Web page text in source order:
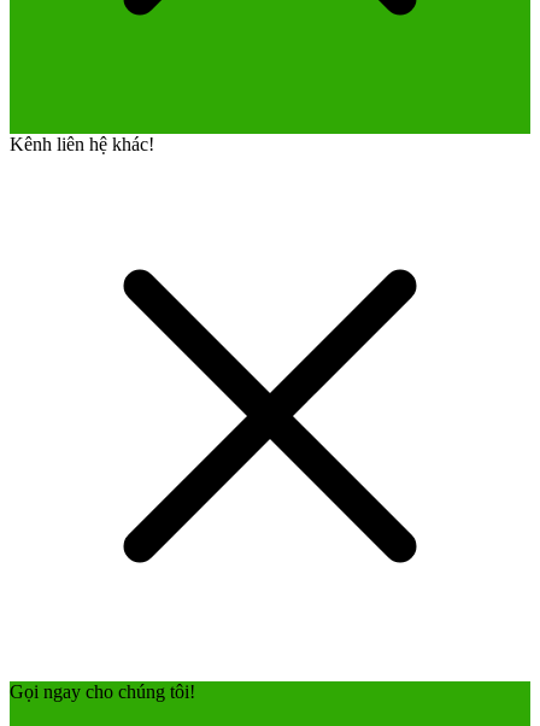
Kênh liên hệ khác!
Gọi ngay cho chúng tôi!